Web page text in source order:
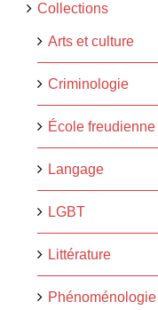
Collections
Arts et culture
Criminologie
École freudienne
Langage
LGBT
Littérature
Phénoménologie